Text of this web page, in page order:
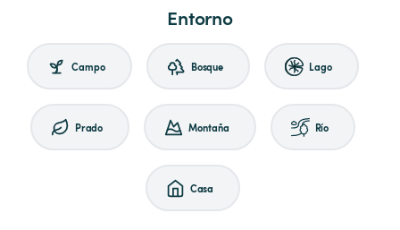
Entorno
Campo Bosque Lago
Prado Montaña Río
Casa